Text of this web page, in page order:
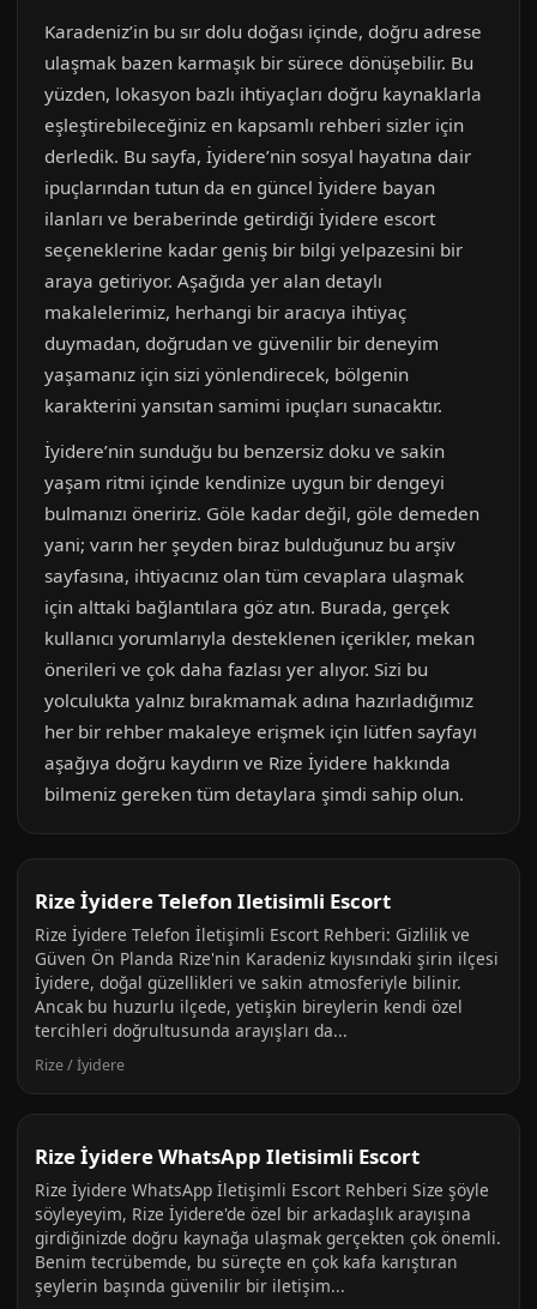
Karadeniz’in bu sır dolu doğası içinde, doğru adrese
ulaşmak bazen karmaşık bir sürece dönüşebilir. Bu
yüzden, lokasyon bazlı ihtiyaçları doğru kaynaklarla
eşleştirebileceğiniz en kapsamlı rehberi sizler için
derledik. Bu sayfa, İyidere’nin sosyal hayatına dair
ipuçlarından tutun da en güncel İyidere bayan
ilanları ve beraberinde getirdiği İyidere escort
seçeneklerine kadar geniş bir bilgi yelpazesini bir
araya getiriyor. Aşağıda yer alan detaylı
makalelerimiz, herhangi bir aracıya ihtiyaç
duymadan, doğrudan ve güvenilir bir deneyim
yaşamanız için sizi yönlendirecek, bölgenin
karakterini yansıtan samimi ipuçları sunacaktır.
İyidere’nin sunduğu bu benzersiz doku ve sakin
yaşam ritmi içinde kendinize uygun bir dengeyi
bulmanızı öneririz. Göle kadar değil, göle demeden
yani; varın her şeyden biraz bulduğunuz bu arşiv
sayfasına, ihtiyacınız olan tüm cevaplara ulaşmak
için alttaki bağlantılara göz atın. Burada, gerçek
kullanıcı yorumlarıyla desteklenen içerikler, mekan
önerileri ve çok daha fazlası yer alıyor. Sizi bu
yolculukta yalnız bırakmamak adına hazırladığımız
her bir rehber makaleye erişmek için lütfen sayfayı
aşağıya doğru kaydırın ve Rize İyidere hakkında
bilmeniz gereken tüm detaylara şimdi sahip olun.
Rize İyidere Telefon Iletisimli Escort
Rize İyidere Telefon İletişimli Escort Rehberi: Gizlilik ve
Güven Ön Planda Rize'nin Karadeniz kıyısındaki şirin ilçesi
İyidere, doğal güzellikleri ve sakin atmosferiyle bilinir.
Ancak bu huzurlu ilçede, yetişkin bireylerin kendi özel
tercihleri doğrultusunda arayışları da...
Rize / İyidere
Rize İyidere WhatsApp Iletisimli Escort
Rize İyidere WhatsApp İletişimli Escort Rehberi Size şöyle
söyleyeyim, Rize İyidere'de özel bir arkadaşlık arayışına
girdiğinizde doğru kaynağa ulaşmak gerçekten çok önemli.
Benim tecrübemde, bu süreçte en çok kafa karıştıran
şeylerin başında güvenilir bir iletişim...